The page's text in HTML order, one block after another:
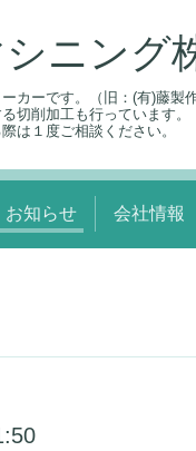
ニング
カーです。（旧：(有)藤製作
切削加工も行っています。
は１度ご相談ください。
お知らせ 会社情報